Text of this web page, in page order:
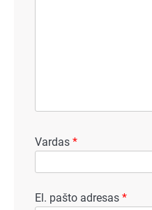
Vardas *
El. pašto adresas *